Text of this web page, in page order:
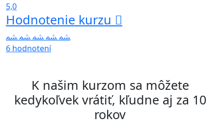
5,0
Hodnotenie kurzu
6 hodnotení
K našim kurzom sa môžete
kedykoľvek vrátiť, kľudne aj za 10
rokov